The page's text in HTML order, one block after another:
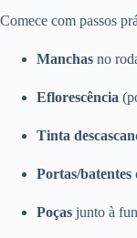
Comece com passos
Manchas no
Eflorescência
Tinta
Portas/batentes
Poças junto à